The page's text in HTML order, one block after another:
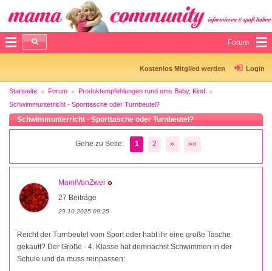
Forum
Kostenlos Mitglied werden Login
Startseite Forum
Produktempfehlungen rund ums Baby, Kind
Schwimmunterricht - Sporttasche oder Turnbeutel?
Schwimmunterricht - Sporttasche oder Turnbeutel?
Gehe zu Seite: 1 2 » »»
MamiVonZwei
27 Beiträge
29.10.2025 09:25
Reicht der Turnbeutel vom Sport oder habt ihr eine große Tasche
gekauft? Der Große - 4. Klasse hat demnächst Schwimmen in der
Schule und da muss reinpassen: